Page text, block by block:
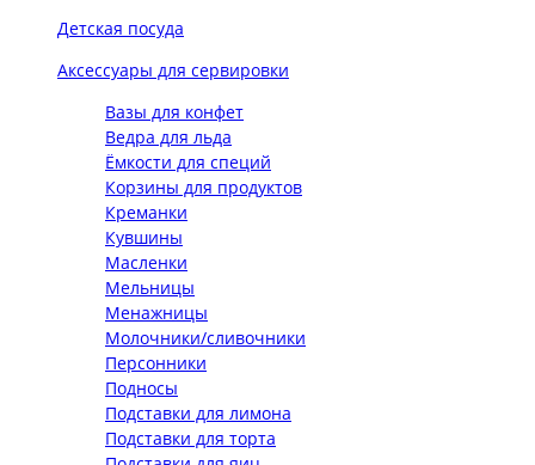
Детская посуда
Аксессуары для сервировки
Вазы для конфет
Ведра для льда
Ёмкости для специй
Корзины для продуктов
Креманки
Кувшины
Масленки
Мельницы
Менажницы
Молочники/сливочники
Персонники
Подносы
Подставки для лимона
Подставки для торта